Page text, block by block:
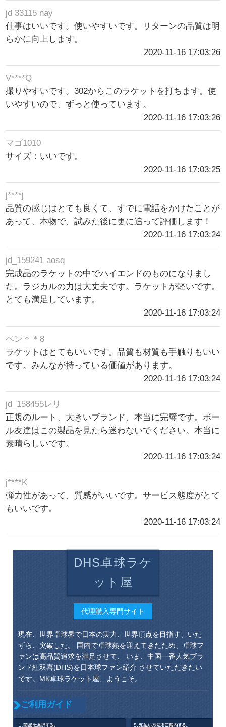
jd 33115 nay
仕事はいいです。使いやすいです。リターンの品質は明
らかに向上します。
2020-11-16 17:03:26
V****Q
撮りやすいです。302からこのラケットを打ちます。使
いやすいので、ずっと使っています。
2020-11-16 17:03:26
マゴ1010
サイズ：いいです。
2020-11-16 17:03:25
j****j
品質の感じはとても良くて、すでに電話をかけたことが
あって、本物で、試みた後に更に追って評価します！
2020-11-16 17:03:24
jd_159241 aosq
完成品のラケットの中でハイエンドのものになりまし
た。ラジカルの力は大丈夫です。ラケットが軽いです。
とても満足しています。
2020-11-16 17:03:24
ペン＊＊8
ラケットはとてもいいです。品質も材質も手触りもいい
です。みんなが持っている価値があります。
2020-11-16 17:03:24
jd_158455レリ
正規のルート、大きいブランド、本当に完璧です。ボー
ル友達はこの製品を見たら迷わないでください。本当に
素晴らしいです。
2020-11-16 17:03:24
j****K
弾力性があって、質感がいいです。サービス態度がとて
もいいです。
2020-11-16 17:03:24
DHS卓球ラケ
ット屋
代理購入専門サイト
現在、世界卓球界で日本の実力、世界頂点を目指す、いた
ずら、突破した。 国内で卓球熱を迎えてきたため、卓球フ
ァンは高品質追求を満足させて、 いま、中国一番人気ブラ
ンド紅双喜(DHS)を日本球ファン紹介 させていただきたい
です。MK卓球ラケット屋、ようこそ。
ご利用ガイド